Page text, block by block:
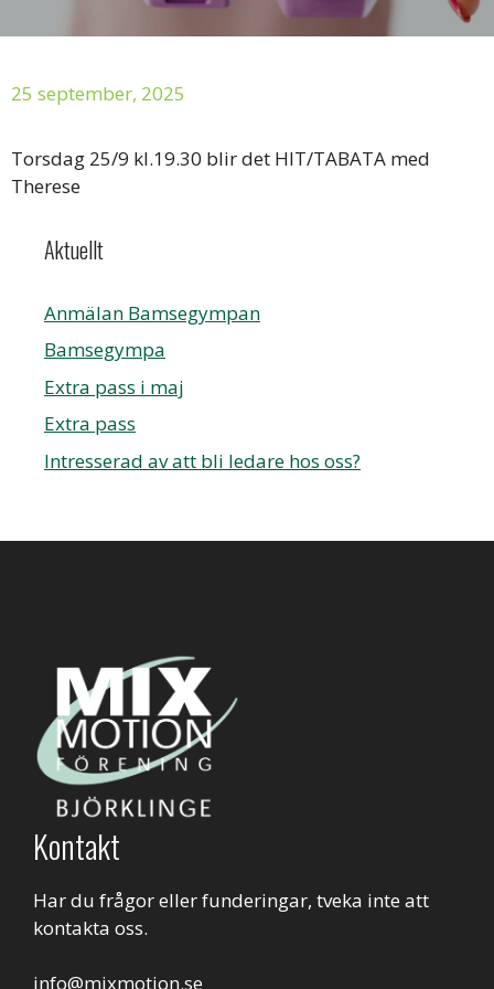
25 september, 2025
Torsdag 25/9 kl.19.30 blir det HIT/TABATA med
Therese
Aktuellt
Anmälan Bamsegympan
Bamsegympa
Extra pass i maj
Extra pass
Intresserad av att bli ledare hos oss?
Kontakt
Har du frågor eller funderingar, tveka inte att
kontakta oss.
info@mixmotion.se